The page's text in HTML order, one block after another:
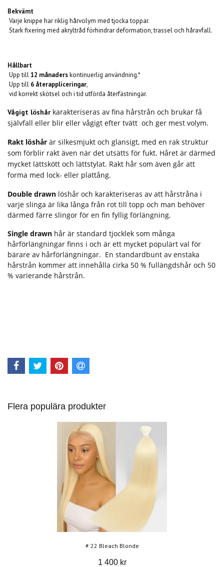
Bekvämt
Varje knippe har riklig hårvolym med tjocka toppar.
Stark fixering med akryltråd förhindrar deformation, trassel och håravfall.
Hållbart
Upp till12 månaderskontinuerlig användning.*
Upp till 6 återappliceringar,
vid korrekt skötsel och i tid utförda återfästningar.
Vågigt löshår karakteriseras av fina hårstrån och brukar få
självfall eller blir eller vågigt efter tvätt och ger mest volym.
Rakt löshår är silkesmjukt och glansigt, med en rak struktur
som förblir rakt även när det utsätts för fukt. Håret är därmed
mycket lättskött och lättstylat. Rakt hår som även går att
forma med lock- eller plattång.
Double drawn löshår och karakteriseras av att hårstråna i
varje slinga är lika långa från rot till topp och man behöver
därmed färre slingor för en fin fyllig förlängning.
Single drawn hår är standard tjocklek som många
hårförlängningar finns i och är ett mycket populärt val för
bärare av hårförlängningar. En standardbunt av enstaka
hårstrån kommer att innehålla cirka 50 % fullängdshår och 50
% varierande hårstrån.
Flera populära produkter
# 22 Bleach Blonde
1 400 kr